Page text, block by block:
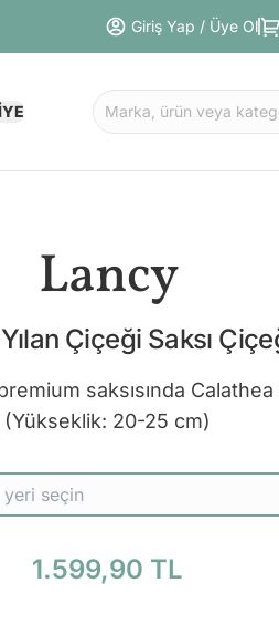
Giriş Yap / Üye Ol
Lancy
Çiçeği Saksı
saksısında
(Yükseklik: 20-25 cm)
1.599,90 TL